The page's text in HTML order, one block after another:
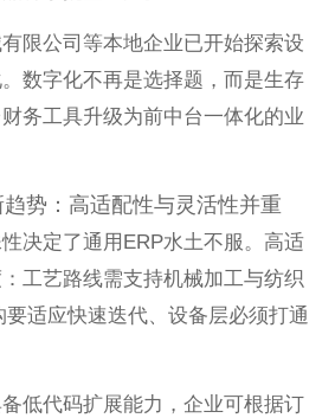
限公司等本地企业已开始探索设
数字化不再是选择题，而是生存
务工具升级为前中台一体化的业
势：高适配性与灵活性并重
决定了通用ERP水土不服。高适
工艺路线需支持机械加工与纺织
适应快速迭代、设备层必须打通
低代码扩展能力，企业可根据订